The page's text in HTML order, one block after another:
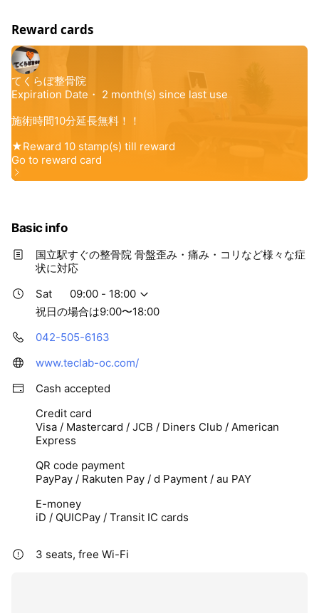
皆様のお身体についてのお悩みは私たちにお任せくださ
い。親身にサポートさせていただきます。
Reward cards
Basic info
国立駅すぐの整骨院 骨盤歪み・痛み・コリなど様々な症
状に対応
Sat
09:00 - 18:00
祝日の場合は9:00〜18:00
042-505-6163
www.teclab-oc.com/
Cash accepted
Credit card
Visa / Mastercard / JCB / Diners Club / American
Express
QR code payment
PayPay / Rakuten Pay / d Payment / au PAY
E-money
iD / QUICPay / Transit IC cards
3 seats, free Wi-Fi